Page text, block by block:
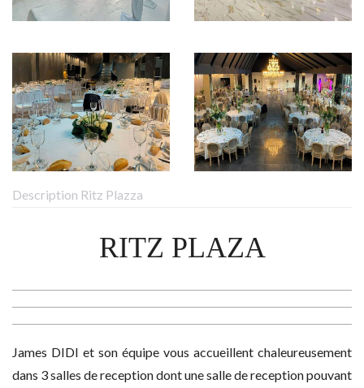
Description Ritz Plazza
RITZ PLAZA
James DIDI et son équipe vous accueillent chaleureusement
dans 3 salles de reception dont une salle de reception pouvant